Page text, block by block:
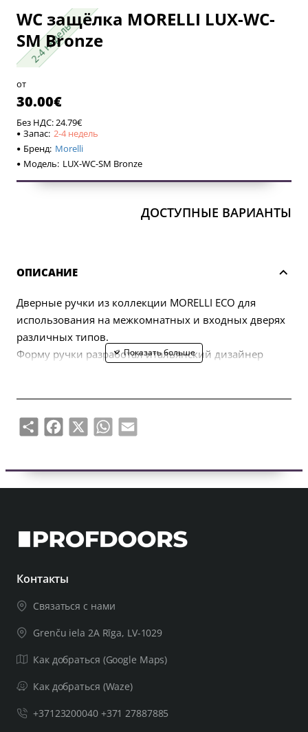
2-4 недель
2-4 недель
WC защёлка MORELLI LUX-WC-
SM Bronze
от
30.00€
Без НДС: 24.79€
Запас: 2-4 недель
Бренд: Morelli
Модель: LUX-WC-SM Bronze
ДОСТУПНЫЕ ВАРИАНТЫ
ОПИСАНИЕ
Дверные ручки из коллекции MORELLI ECO для
использования на межкомнатных и входных дверях
различных типов.
Форму ручки разработал итальянский дизайнер
четырехгранный стержень, шестигранный ключ).
ShareFacebook
X WhatsApp
Email
Контакты
Связаться с нами
Grenču iela 2A Rīga, LV-1029
Как добраться (Google Maps)
Как добраться (Waze)
+37123200040 +371 27887885